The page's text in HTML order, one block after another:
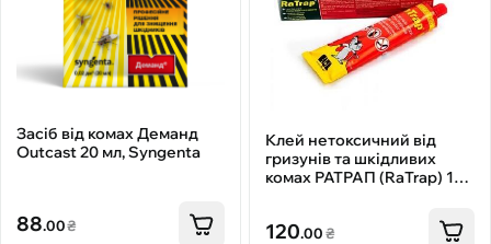
Засіб від комах Деманд
Outcast 20 мл, Syngenta
88.00₴
Клей нетоксичний від
гризунів та шкідливих
комах РАТРАП (RaTrap) 135
120.00₴